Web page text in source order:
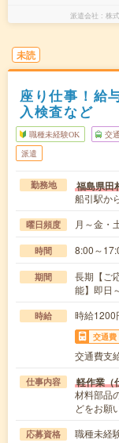
派遣会社 株
未読
座り仕事！給
入検査など
職種未経験OK 交
派遣
勤務地 福島県田
船引駅か
曜日頻度 月～金・
時間 8:00～
期間
長期【ご
能】即日
時給 時給1200
交通費
交通費支
仕事内容 軽作業（
材料部品
どをお願
応募資格
職種未経